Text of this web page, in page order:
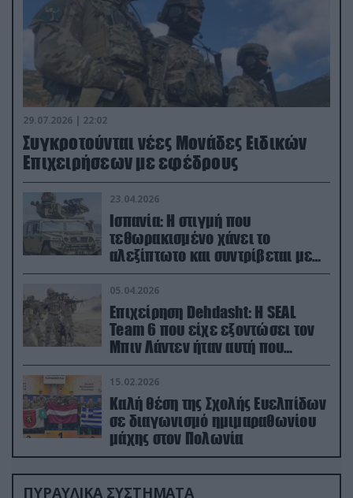
29.07.2026 | 22:02
Συγκροτούνται νέες Μονάδες Ειδικών
Επιχειρήσεων με εφέδρους
23.04.2026
Ισπανία: Η στιγμή που
τεθωρακισμένο χάνει το
αλεξίπτωτο και συντρίβεται με
ορμή στο έδαφος (βίντεο)
05.04.2026
Επιχείρηση Dehdasht: Η SEAL
Team 6 που είχε εξοντώσει τον
Μπιν Λάντεν ήταν αυτή που
διέσωσε τον πιλότο του F-15
15.02.2026
Καλή θέση της Σχολής Ευελπίδων
σε διαγωνισμό ημιμαραθωνίου
μάχης στον Πολωνία
ΠΥΡΑΥΛΙΚΑ ΣΥΣΤΗΜΑΤΑ